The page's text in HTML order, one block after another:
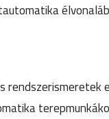
rendszerismeretek